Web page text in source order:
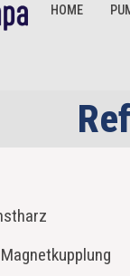
HOME